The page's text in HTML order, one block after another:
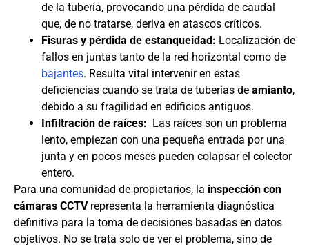
de la tubería, provocando una pérdida de caudal
que, de no tratarse, deriva en atascos críticos.
Fisuras y pérdida de estanqueidad: Localización de
fallos en juntas tanto de la red horizontal como de
bajantes. Resulta vital intervenir en estas
deficiencias cuando se trata de tuberías de amianto,
debido a su fragilidad en edificios antiguos.
Infiltración de raíces: Las raíces son un problema
lento, empiezan con una pequeña entrada por una
junta y en pocos meses pueden colapsar el colector
entero.
Para una comunidad de propietarios, la inspección con
cámaras CCTVrepresenta la herramienta diagnóstica
definitiva para la toma de decisiones basadas en datos
objetivos. No se trata solo de ver el problema, sino de